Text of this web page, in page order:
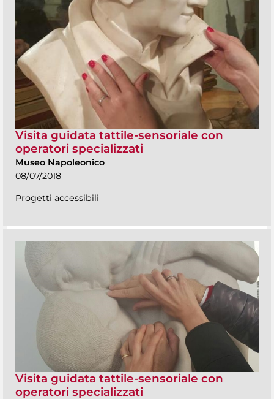
Visita guidata tattile-sensoriale con
operatori specializzati
Museo Napoleonico
08/07/2018
Progetti accessibili
Visita guidata tattile-sensoriale con
operatori specializzati